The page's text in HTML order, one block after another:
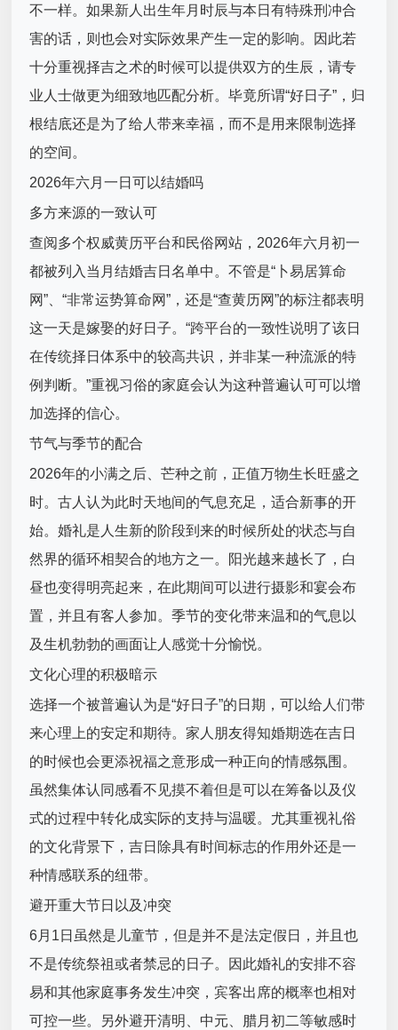
不一样。如果新人出生年月时辰与本日有特殊刑冲合
害的话，则也会对实际效果产生一定的影响。因此若
十分重视择吉之术的时候可以提供双方的生辰，请专
业人士做更为细致地匹配分析。毕竟所谓“好日子”，归
根结底还是为了给人带来幸福，而不是用来限制选择
的空间。
2026年六月一日可以结婚吗
多方来源的一致认可
查阅多个权威黄历平台和民俗网站，2026年六月初一
都被列入当月结婚吉日名单中。不管是“卜易居算命
网”、“非常运势算命网”，还是“查黄历网”的标注都表明
这一天是嫁娶的好日子。“跨平台的一致性说明了该日
在传统择日体系中的较高共识，并非某一种流派的特
例判断。”重视习俗的家庭会认为这种普遍认可可以增
加选择的信心。
节气与季节的配合
2026年的小满之后、芒种之前，正值万物生长旺盛之
时。古人认为此时天地间的气息充足，适合新事的开
始。婚礼是人生新的阶段到来的时候所处的状态与自
然界的循环相契合的地方之一。阳光越来越长了，白
昼也变得明亮起来，在此期间可以进行摄影和宴会布
置，并且有客人参加。季节的变化带来温和的气息以
及生机勃勃的画面让人感觉十分愉悦。
文化心理的积极暗示
选择一个被普遍认为是“好日子”的日期，可以给人们带
来心理上的安定和期待。家人朋友得知婚期选在吉日
的时候也会更添祝福之意形成一种正向的情感氛围。
虽然集体认同感看不见摸不着但是可以在筹备以及仪
式的过程中转化成实际的支持与温暖。尤其重视礼俗
的文化背景下，吉日除具有时间标志的作用外还是一
种情感联系的纽带。
避开重大节日以及冲突
6月1日虽然是儿童节，但是并不是法定假日，并且也
不是传统祭祖或者禁忌的日子。因此婚礼的安排不容
易和其他家庭事务发生冲突，宾客出席的概率也相对
可控一些。另外避开清明、中元、腊月初二等敏感时